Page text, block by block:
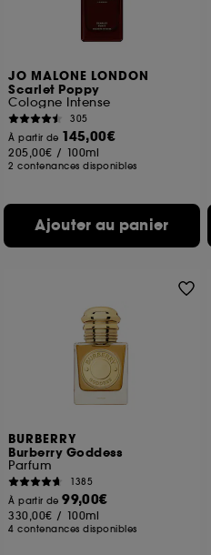
JO MALONE LONDON
Scarlet Poppy
Cologne Intense
305
À partir de 145,00€
205,00€ / 100ml
2 contenances disponibles
Ajouter au panier
BURBERRY
Burberry Goddess
Parfum
1385
À partir de99,00€
330,00€ / 100ml
4 contenances disponibles